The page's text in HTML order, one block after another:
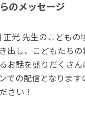
のメッセージ
正光 先生のこどもの
出し、こどもたちの
お話を盛りだくさん
での配信となります
さい！